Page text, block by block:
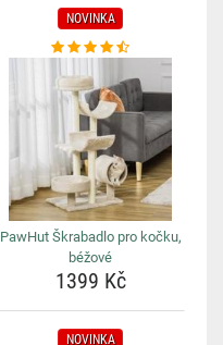
NOVINKA
PawHut Škrabadlo pro kočku,
béžové
1399 Kč
NOVINKA